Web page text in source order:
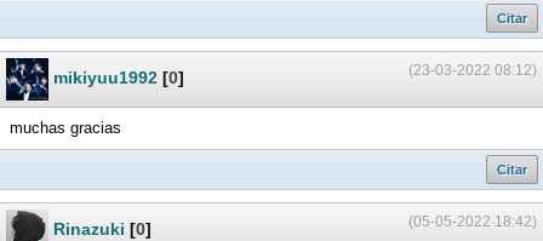
Citar
(23-03-2022 08:12)
mikiyuu1992 [0]
muchas gracias
Citar
(05-05-2022 18:42)
Rinazuki [0]